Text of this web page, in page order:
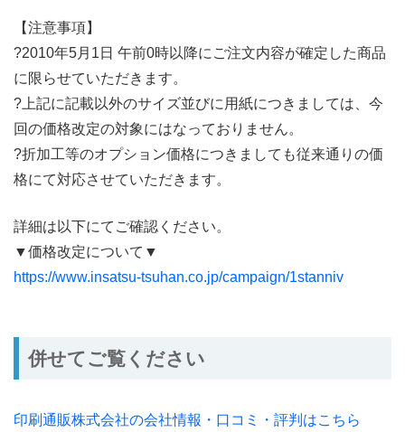
【注意事項】
?2010年5月1日 午前0時以降にご注文内容が確定した商品
に限らせていただきます。
?上記に記載以外のサイズ並びに用紙につきましては、今
回の価格改定の対象にはなっておりません。
?折加工等のオプション価格につきましても従来通りの価
格にて対応させていただきます。
詳細は以下にてご確認ください。
▼価格改定について▼
https://www.insatsu-tsuhan.co.jp/campaign/1stanniv
併せてご覧ください
印刷通販株式会社の会社情報・口コミ・評判はこちら